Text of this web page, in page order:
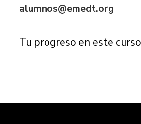
alumnos@emedt.org
Tu progreso en este curso